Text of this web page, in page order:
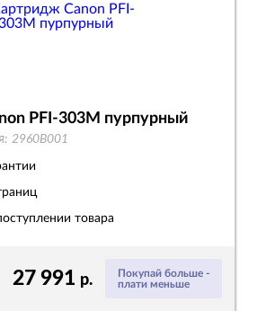
Покупай больше -
плати меньше
27 991 р.
PFI-303M пурпурный
2960B001
товара